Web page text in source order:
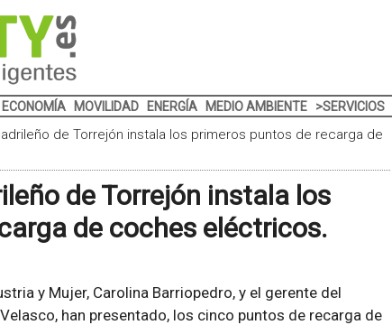
MOVILIDAD ENERGÍA MEDIO AMBIENTE >SERVICIOS
de Torrejón instala los primeros puntos de recarga de
de Torrejón instala los
de coches eléctricos.
y Mujer, Carolina Barriopedro, y el gerente del
han presentado, los cinco puntos de recarga de